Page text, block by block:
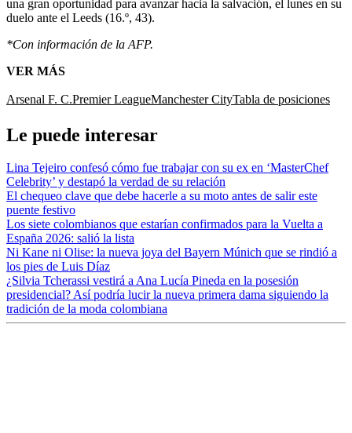
una gran oportunidad para avanzar hacia la salvación, el lunes en su
duelo ante el Leeds (16.º, 43).
*Con información de la AFP.
VER MÁS
Arsenal F. C.Premier LeagueManchester CityTabla de posiciones
Le puede interesar
Lina Tejeiro confesó cómo fue trabajar con su ex en ‘MasterChef
Celebrity’ y destapó la verdad de su relación
El chequeo clave que debe hacerle a su moto antes de salir este
puente festivo
Los siete colombianos que estarían confirmados para la Vuelta a
España 2026: salió la lista
Ni Kane ni Olise: la nueva joya del Bayern Múnich que se rindió a
los pies de Luis Díaz
¿Silvia Tcherassi vestirá a Ana Lucía Pineda en la posesión
presidencial? Así podría lucir la nueva primera dama siguiendo la
tradición de la moda colombiana